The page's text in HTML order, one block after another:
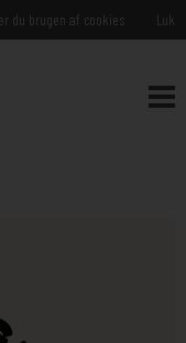
du brugen af cookies Luk